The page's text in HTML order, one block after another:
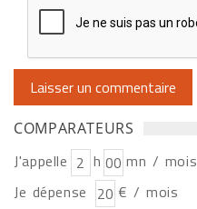
COMPARATEURS
J'appelle h
mn / mois
Je dépense
€ / mois